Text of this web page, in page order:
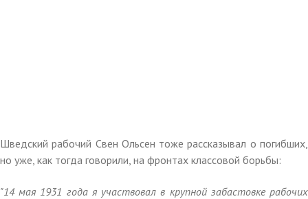
Шведский рабочий Свен Ольсен тоже рассказывал о погибших,
но уже, как тогда говорили, на фронтах классовой борьбы:
"14 мая 1931 года я участвовал в крупной забастовке рабочих